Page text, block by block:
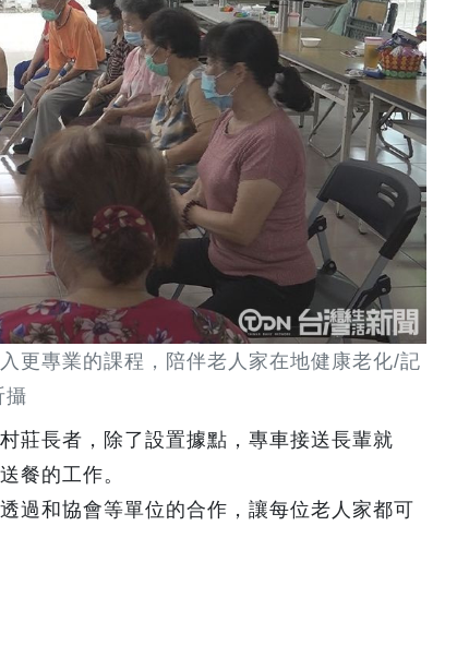
更專業的課程，陪伴老人家在地健康老化/記
攝
莊長者，除了設置據點，專車接送長輩就
餐的工作。
過和協會等單位的合作，讓每位老人家都可